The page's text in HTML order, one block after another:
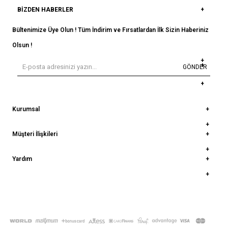
BIZDEN HABERLER
Bültenimize Üye Olun ! Tüm İndirim ve Fırsatlardan İlk Sizin Haberiniz
Olsun !
GÖNDER
Kurumsal
Müşteri İlişkileri
Yardım